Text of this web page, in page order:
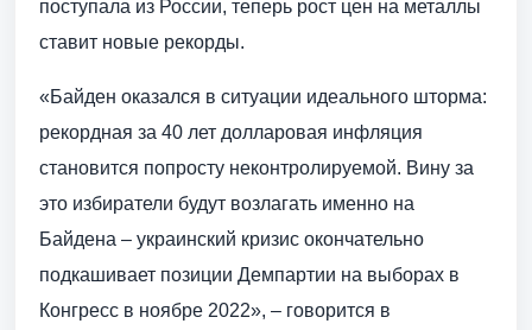
поступала из России, теперь рост цен на металлы
ставит новые рекорды.
«Байден оказался в ситуации идеального шторма:
рекордная за 40 лет долларовая инфляция
становится попросту неконтролируемой. Вину за
это избиратели будут возлагать именно на
Байдена – украинский кризис окончательно
подкашивает позиции Демпартии на выборах в
Конгресс в ноябре 2022», – говорится в